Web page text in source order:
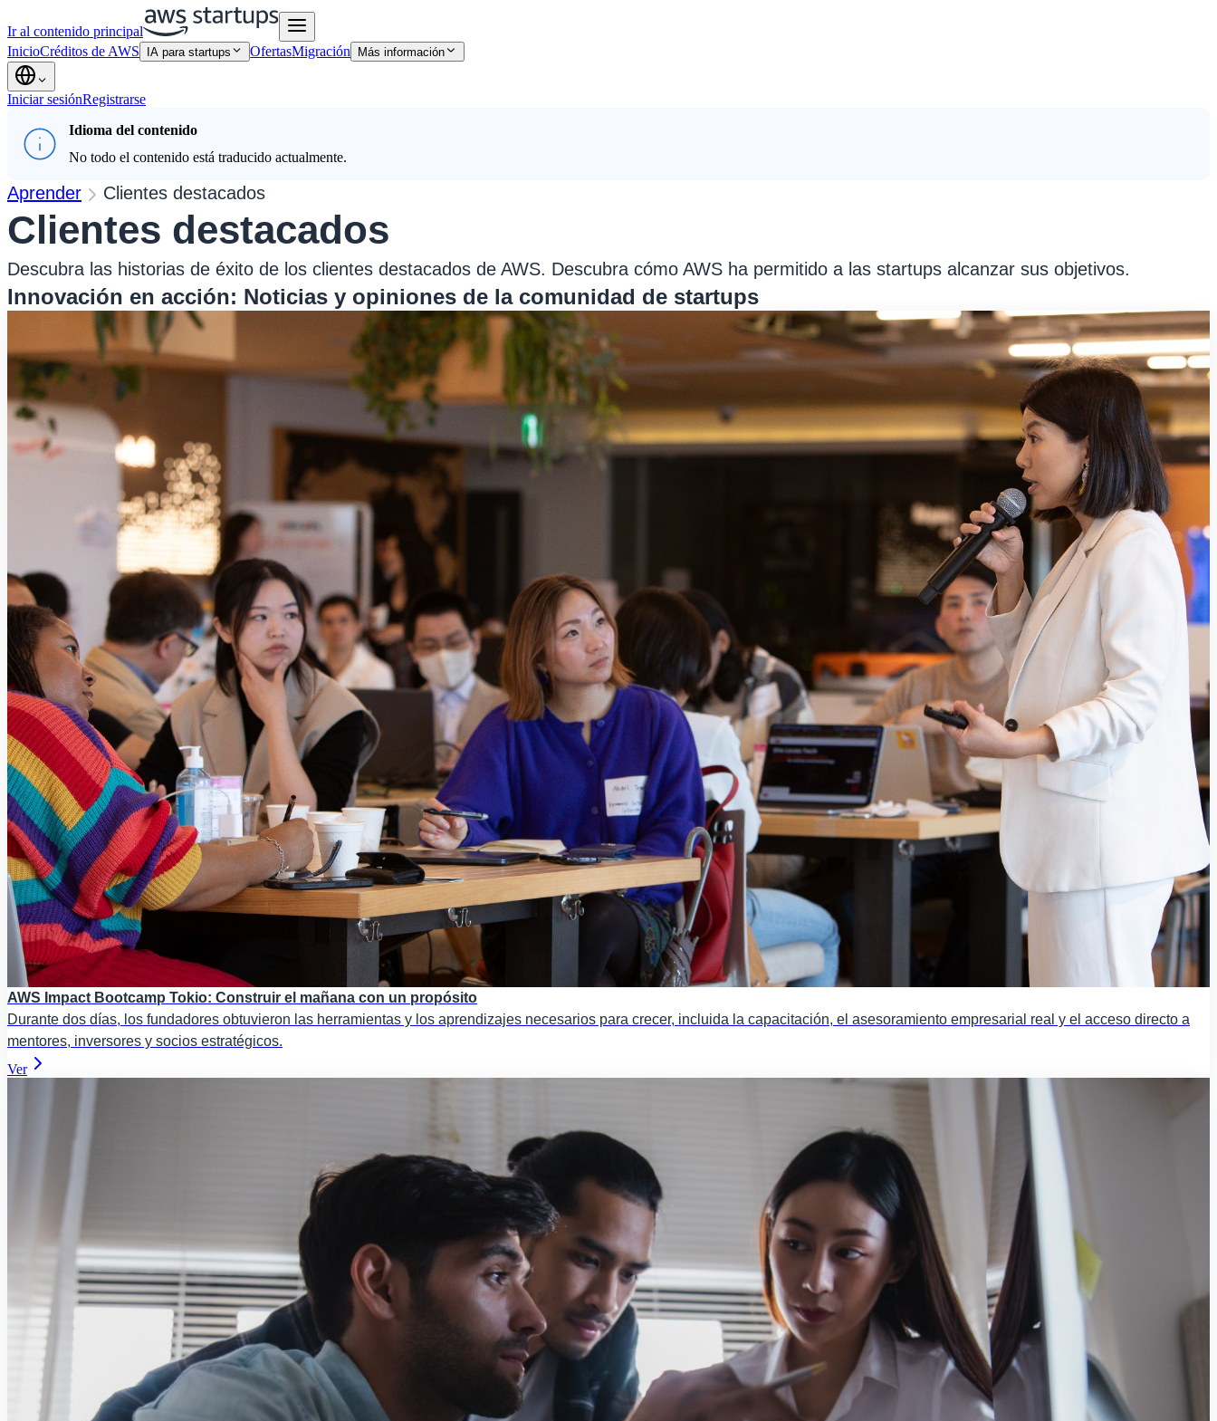
Ir al contenido principal
InicioCréditos de AWS IA para startups OfertasMigración Más información
Iniciar sesiónRegistrarse
Idioma del contenido
No todo el contenido está traducido actualmente.
Aprender Clientes destacados
Clientes destacados
Descubra las historias de éxito de los clientes destacados de AWS. Descubra cómo AWS ha permitido a las startups alcanzar sus objetivos.
Innovación en acción: Noticias y opiniones de la comunidad de startups
AWS Impact Bootcamp Tokio: Construir el mañana con un propósito
Durante dos días, los fundadores obtuvieron las herramientas y los aprendizajes necesarios para crecer, incluida la capacitación, el asesoramiento empresarial real y el acceso directo a
mentores, inversores y socios estratégicos.
Ver